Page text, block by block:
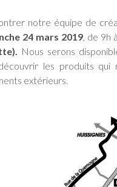
notre équipe de
24 mars 2019, de 9h
Nous serons
les produits qui
extérieurs.